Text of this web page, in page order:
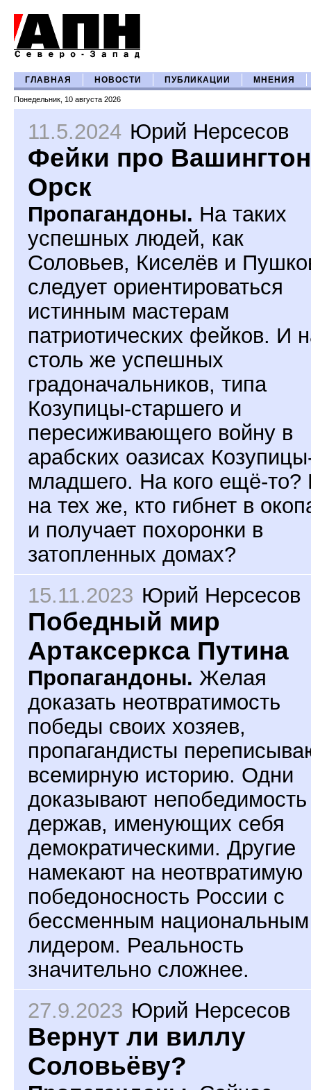
ГЛАВНАЯ НОВОСТИ ПУБЛИКАЦИИ МНЕНИЯ
Понедельник, 10 августа 2026
11.5.2024 Юрий Нерсесов
Фейки про
Орск
Пропагандоны. На таких
успешных людей, как
Соловьев, Киселёв и
следует ориентироваться
истинным мастерам
патриотических фейков. И
столь же успешных
градоначальников, типа
Козупицы-старшего и
пересиживающего войну в
арабских оазисах
младшего. На кого ещё-то?
на тех же, кто гибнет в
и получает похоронки в
затопленных домах?
15.11.2023 Юрий Нерсесов
Победный мир
Артаксеркса Путина
Пропагандоны. Желая
доказать неотвратимость
победы своих хозяев,
пропагандисты
всемирную историю. Одни
доказывают непобедимость
держав, именующих себя
демократическими. Другие
намекают на неотвратимую
победоносность России с
бессменным национальным
лидером. Реальность
значительно сложнее.
27.9.2023 Юрий Нерсесов
Вернут ли виллу
Соловьёву?